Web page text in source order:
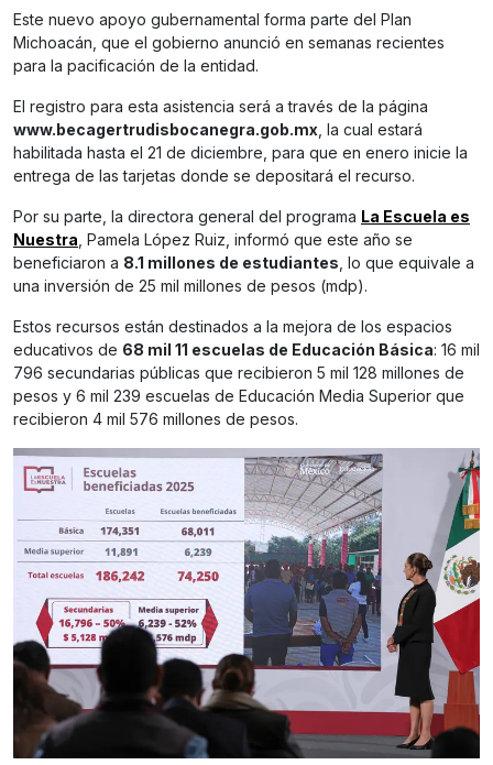
Este nuevo apoyo gubernamental forma parte del Plan
Michoacán, que el gobierno anunció en semanas recientes
para la pacificación de la entidad.
El registro para esta asistencia será a través de la página
www.becagertrudisbocanegra.gob.mx , la cual estará
habilitada hasta el 21 de diciembre, para que en enero inicie la
entrega de las tarjetas donde se depositará el recurso.
Por su parte, la directora general del programa La Escuela es
Nuestra , Pamela López Ruiz, informó que este año se
beneficiaron a 8.1 millones de estudiantes , lo que equivale a
una inversión de 25 mil millones de pesos (mdp).
Estos recursos están destinados a la mejora de los espacios
educativos de 68 mil 11 escuelas de Educación Básica: 16 mil
796 secundarias públicas que recibieron 5 mil 128 millones de
pesos y 6 mil 239 escuelas de Educación Media Superior que
recibieron 4 mil 576 millones de pesos.